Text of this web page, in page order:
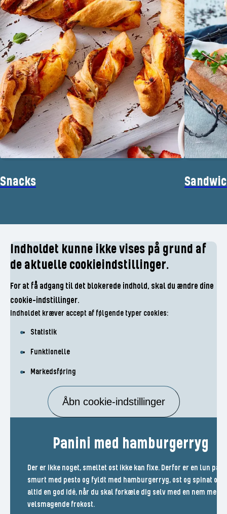
Snacks
Indholdet kunne ikke vises på grund af
de aktuelle cookieindstillinger.
For at få adgang til det blokerede indhold, skal du ændre dine
cookie-indstillinger.
Indholdet kræver accept af følgende typer cookies:
Statistik
Funktionelle
Markedsføring
Åbn cookie-indstillinger
Panini med hamburgerryg
Der er ikke noget, smeltet ost ikke kan fixe. Derfor er en lun
smurt med pesto og fyldt med hamburgerryg, ost og spinat
altid en god idé, når du skal forkæle dig selv med en nem men
velsmagende frokost.